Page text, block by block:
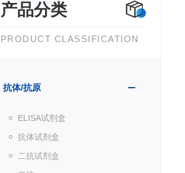
产品分类
PRODUCT CLASSIFICATION
抗体/抗原
ELISA试剂盒
抗体试剂盒
二抗试剂盒